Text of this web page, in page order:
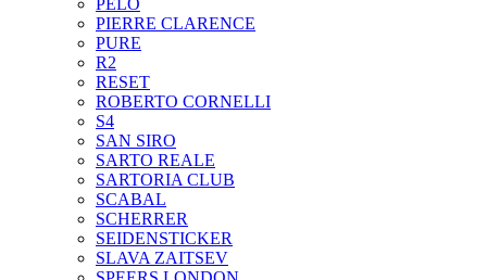
PIERRE CLARENCE
PURE
R2
RESET
ROBERTO CORNELLI
S4
SAN SIRO
SARTO REALE
SARTORIA CLUB
SCABAL
SCHERRER
SEIDENSTICKER
SLAVA ZAITSEV